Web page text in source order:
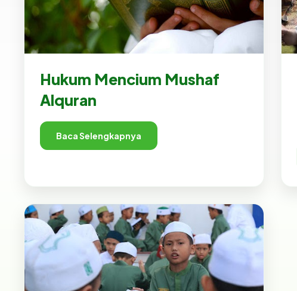
Hukum Mencium Mushaf
Alquran
Baca Selengkapnya